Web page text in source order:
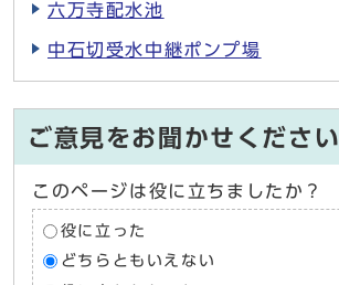
六万寺配水池
中石切受水中継ポンプ場
ご意見をお聞かせください
このページは役に立ちましたか？
役に立った
どちらともいえない